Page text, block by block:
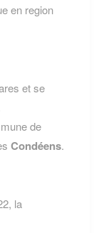
en region
et se
de
Condéens.
la